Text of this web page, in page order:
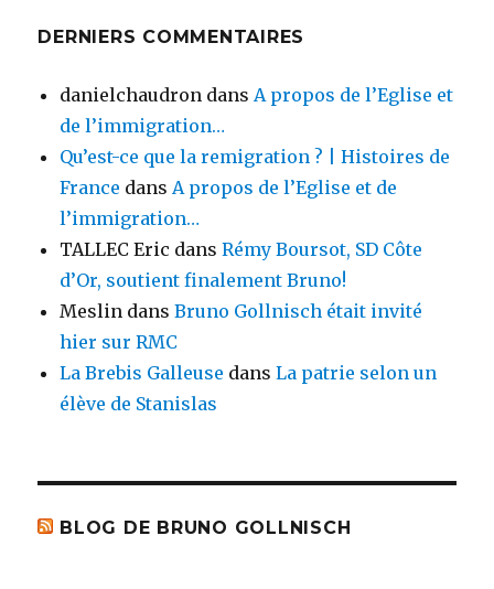
DERNIERS COMMENTAIRES
danielchaudron dansA propos de l’Eglise et
de l’immigration…
Qu’est-ce que la remigration ? | Histoires de
France dansA propos de l’Eglise et de
l’immigration…
TALLEC Eric dansRémy Boursot, SD Côte
d’Or, soutient finalement Bruno!
Meslin dansBruno Gollnisch était invité
hier sur RMC
La Brebis Galleuse dansLa patrie selon un
élève de Stanislas
BLOG DE BRUNO GOLLNISCH